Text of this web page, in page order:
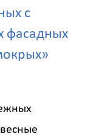
с
фасадных